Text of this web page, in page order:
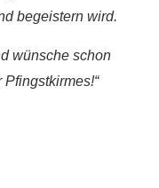
begeistern wird.
wünsche schon